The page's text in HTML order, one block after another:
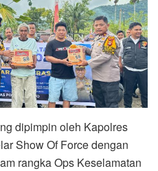
dipimpin oleh Kapolres
Show Of Force dengan
rangka Ops Keselamatan